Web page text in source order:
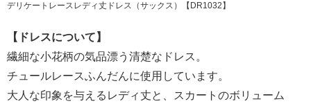
デリケートレースレディ丈ドレス（サックス）【DR1032】
【ドレスについて】
繊細な小花柄の気品漂う清楚なドレス。
チュールレースふんだんに使用しています。
大人な印象を与えるレディ丈と、スカートのボリューム